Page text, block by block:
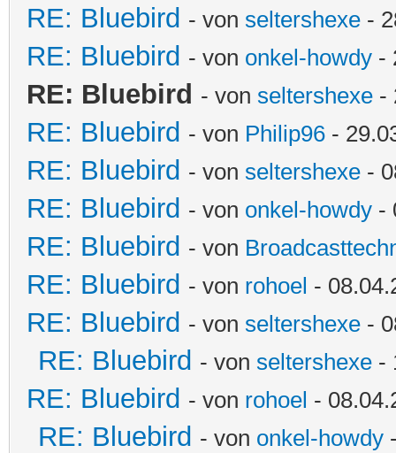
RE: Bluebird - von seltershexe -
RE: Bluebird - von onkel-howdy -
RE: Bluebird - von seltershexe -
RE: Bluebird - von Philip96 -
RE: Bluebird - von seltershexe -
RE: Bluebird - von onkel-howdy -
RE: Bluebird - von
RE: Bluebird - von rohoel -
RE: Bluebird - von seltershexe -
RE: Bluebird - von seltershexe -
RE: Bluebird - von rohoel -
RE: Bluebird - von onkel-howdy